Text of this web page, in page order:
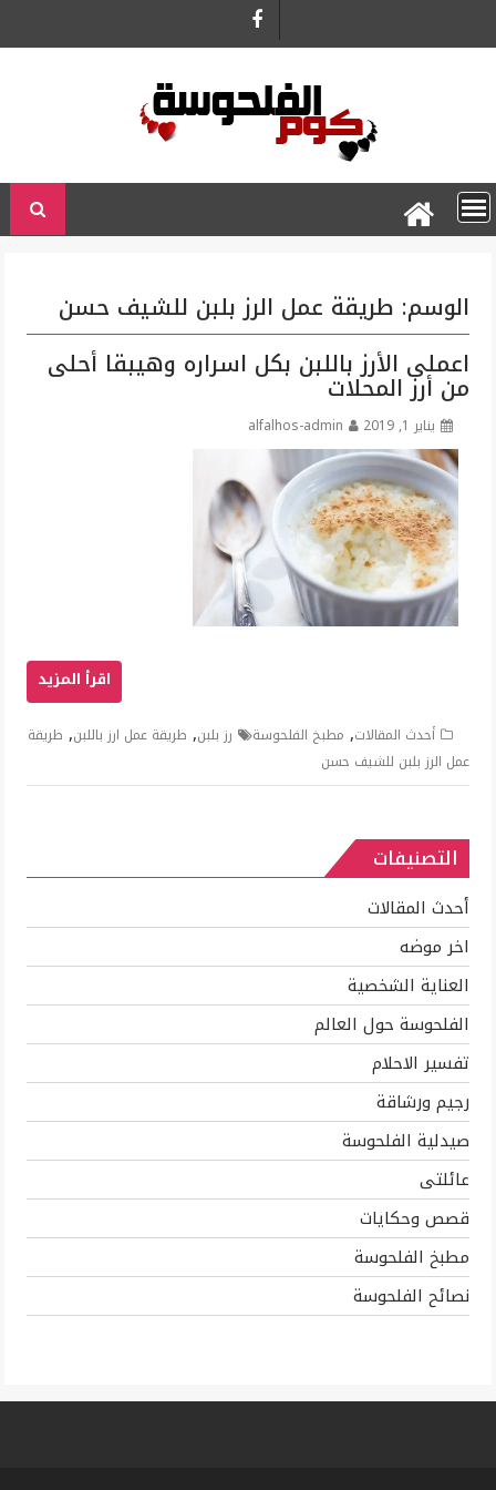
الوسم: طريقة عمل الرز بلبن للشيف حسن
اعملى الأرز باللبن بكل اسراره وهيبقا أحلى
من أرز المحلات
يناير 1, 2019 alfalhos-admin
أحدث المقالات, مطبخ الفلحوسة رز بلبن, طريقة عمل ارز باللبن, طريقة
عمل الرز بلبن للشيف حسن
التصنيفات
أحدث المقالات
اخر موضه
العناية الشخصية
الفلحوسة حول العالم
تفسير الاحلام
رجيم ورشاقة
صيدلية الفلحوسة
عائلتى
قصص وحكايات
مطبخ الفلحوسة
نصائح الفلحوسة